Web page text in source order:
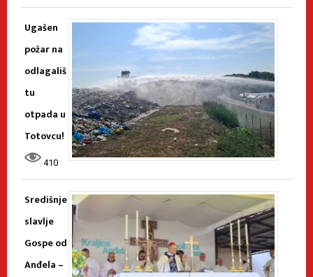
Ugašen
požar na
odlagališ
tu
otpada u
Totovcu!
410
Središnje
slavlje
Gospe od
Anđela –